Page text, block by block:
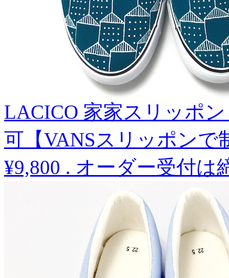
LACICO 家家スリッポ
可【VANSスリッポンで
¥9,800 . オーダー受付は